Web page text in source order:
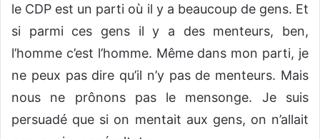
le CDP est un parti où il y a beaucoup de gens. Et
si parmi ces gens il y a des menteurs, ben,
l’homme c’est l’homme. Même dans mon parti, je
ne peux pas dire qu’il n’y pas de menteurs. Mais
nous ne prônons pas le mensonge. Je suis
persuadé que si on mentait aux gens, on n’allait